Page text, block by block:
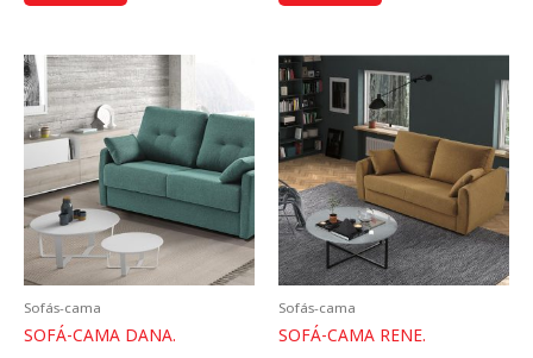
Sofás-cama
SOFÁ-CAMA DANA.
Sofás-cama
SOFÁ-CAMA RENE.